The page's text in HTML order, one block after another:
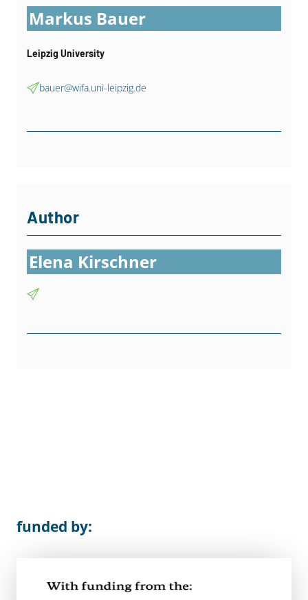
Markus Bauer
Leipzig University
bauer@wifa.uni-leipzig.de
Author
Elena Kirschner
funded by: